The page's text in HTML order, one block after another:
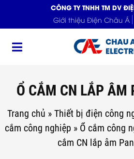
CÔNG TY TNHH TM DV
Giới thiệu Điện Châu Á
Ổ CẮM CN LẮP ÂM
Trang chủ » Thiết bị điện công
cắm công nghiệp » Ổ cắm công
cắm CN lắp âm